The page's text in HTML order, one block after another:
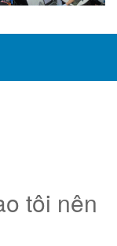
tôi nên